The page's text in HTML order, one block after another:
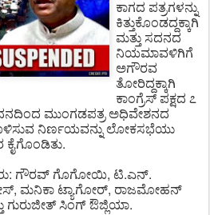
ಕಾಗದ ಪತ್ರಗಳನ್ನು
ಕಿತ್ತುಕೊಂಡದ್ದಕ್ಕಾಗಿ
ಮತ್ತು ಸದನದ
ನಿಯಮಾವಳಿಗಿಗೆ
ಅಗೌರವ
ತೋರಿದ್ದಕ್ಕಾಗಿ
ಕಾಂಗ್ರೆಸ್ ಪಕ್ಷದ ೭
ಮುಂಗಡಪತ್ರ ಅಧಿವೇಶನದ
ನಿರ್ಣಯವನ್ನು ಲೋಕಸಭೆಯು
ಕೈಗೊಂಡಿತು.
: ಗೌರವ್ ಗೊಗೋಯಿ, ಟಿ.ಎನ್.
, ಮನಿಕಾ ಟ್ಯಾಗೋರ್, ರಾಜಮೋಹನ್
ಗುರುಜೀತ್ ಸಿಂಗ್ ಔಜ್ಲಿಯಾ.